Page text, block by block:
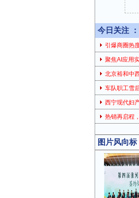
今日关注 ：
引爆商圈热
聚焦AI应用
北京裕和中
车队职工雪
西宁现代妇
热销再启程
图片风向标